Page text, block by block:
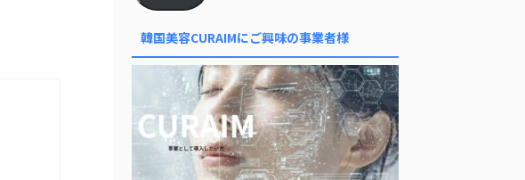
韓国美容CURAIMにご興味の事業者様